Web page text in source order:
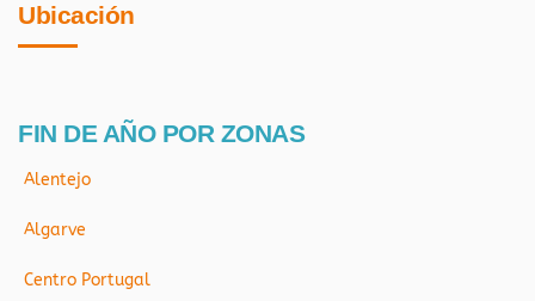
Ubicación
FIN DE AÑO POR ZONAS
Alentejo
Algarve
Centro Portugal